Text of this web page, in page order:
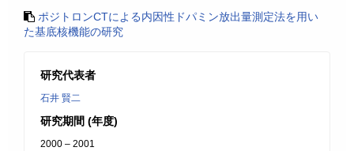
ポジトロンCTによる内因性ドパミン放出量測定法を用い
た基底核機能の研究
研究代表者
石井 賢二
研究期間 (年度)
2000 – 2001